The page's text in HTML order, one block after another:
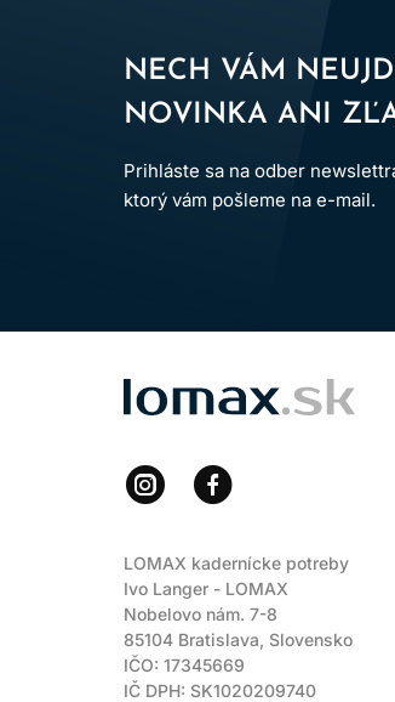
NECH VÁM
NOVINKA ANI
Prihláste sa na odber
ktorý vám pošleme na e-mail.
LOMAX
LOMAX kadernícke potreby
Ivo Langer - LOMAX
Nobelovo nám. 7-8
85104 Bratislava, Slovensko
IČO: 17345669
IČ DPH: SK1020209740